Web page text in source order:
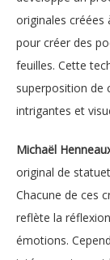
originales créées
pour créer des
feuilles. Cette
superposition de
intrigantes et
Michaël
original de
Chacune de ces
reflète la
émotions.